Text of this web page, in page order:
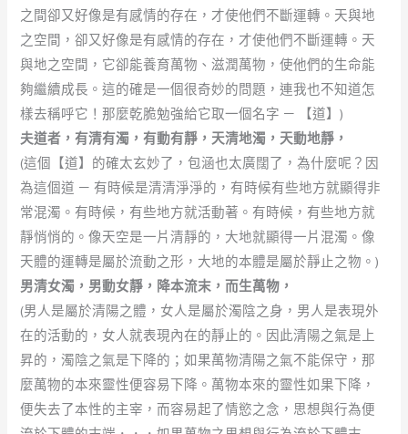
之間卻又好像是有感情的存在，才使他們不斷運轉。天與地
之空間，卻又好像是有感情的存在，才使他們不斷運轉。天
與地之空間，它卻能養育萬物、滋潤萬物，使他們的生命能
夠繼續成長。這的確是一個很奇妙的問題，連我也不知道怎
樣去稱呼它！那麼乾脆勉強給它取一個名字 － 【道】)
夫道者，有清有濁，有動有靜，天清地濁，天動地靜，
(這個【道】的確太玄妙了，包涵也太廣闊了，為什麼呢？因
為這個道 － 有時候是清清淨淨的，有時候有些地方就顯得非
常混濁。有時候，有些地方就活動著。有時候，有些地方就
靜悄悄的。像天空是一片清靜的，大地就顯得一片混濁。像
天體的運轉是屬於流動之形，大地的本體是屬於靜止之物。)
男清女濁，男動女靜，降本流末，而生萬物，
(男人是屬於清陽之體，女人是屬於濁陰之身，男人是表現外
在的活動的，女人就表現內在的靜止的。因此清陽之氣是上
昇的，濁陰之氣是下降的；如果萬物清陽之氣不能保守，那
麼萬物的本來靈性便容易下降。萬物本來的靈性如果下降，
便失去了本性的主宰，而容易起了情慾之念，思想與行為便